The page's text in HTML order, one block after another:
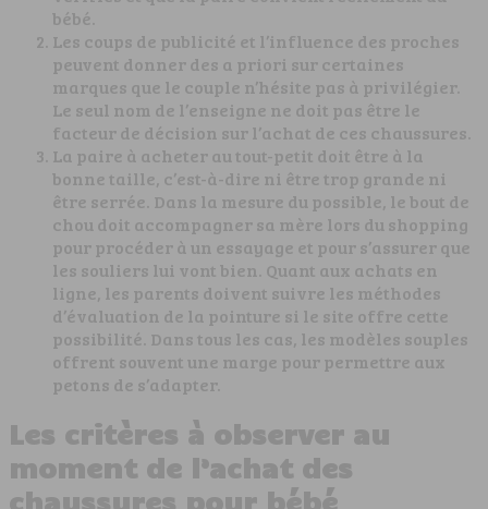
bébé.
Les coups de publicité et l’influence des proches
peuvent donner des a priori sur certaines
marques que le couple n’hésite pas à privilégier.
Le seul nom de l’enseigne ne doit pas être le
facteur de décision sur l’achat de ces chaussures.
La paire à acheter au tout-petit doit être à la
bonne taille, c’est-à-dire ni être trop grande ni
être serrée. Dans la mesure du possible, le bout de
chou doit accompagner sa mère lors du shopping
pour procéder à un essayage et pour s’assurer que
les souliers lui vont bien. Quant aux achats en
ligne, les parents doivent suivre les méthodes
d’évaluation de la pointure si le site offre cette
possibilité. Dans tous les cas, les modèles souples
offrent souvent une marge pour permettre aux
petons de s’adapter.
Les critères à observer au
moment de l’achat des
chaussures pour bébé